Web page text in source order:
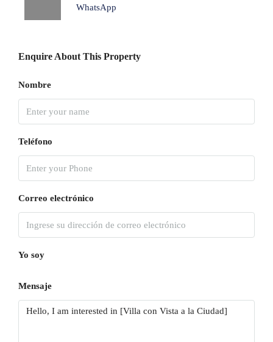
WhatsApp
Enquire About This Property
Nombre
Teléfono
Correo electrónico
Yo soy
Mensaje